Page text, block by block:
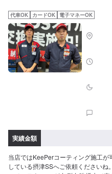
LL:102,900円XL:131,400円[持続期間
時間込【ECOプラスダイヤモンド
M:87,600円L:93,200円LL:102,900円
約4時間から8時間※洗車時間込
代車OK カードOK 電子マネーOK
実績金額
当店ではKeePerコーティング施工
している摂津SSへご依頼ください